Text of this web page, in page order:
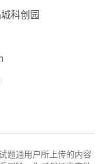
科创园
题通用户所上传的内容